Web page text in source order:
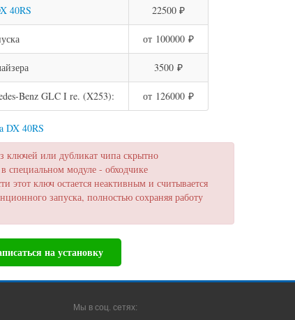
40RS 22500 ₽
от 100000 ₽
3500 ₽
Benz GLC I re. (X253): от 126000 ₽
DX 40RS
ключей или дубликат чипа скрытно
специальном модуле - обходчике
этот ключ остается неактивным и считывается
запуска, полностью сохраняя работу
на установку
Мы в соц. сетях: